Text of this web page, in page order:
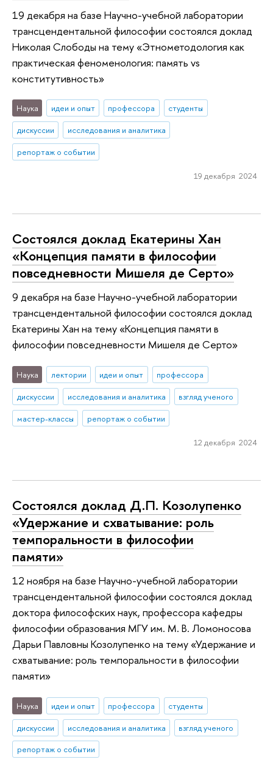
19 декабря на базе Научно-учебной лаборатории
трансцендентальной философии состоялся доклад
Николая Слободы на тему «Этнометодология как
практическая феноменология: память vs
конститутивность»
Наука идеи и опыт профессора
студенты
дискуссии
исследования и аналитика
репортаж о событии
19 декабря 2024
Состоялся доклад Екатерины Хан
«Концепция памяти в философии
повседневности Мишеля де Серто»
9 декабря на базе Научно-учебной лаборатории
трансцендентальной философии состоялся доклад
Екатерины Хан на тему «Концепция памяти в
философии повседневности Мишеля де Серто»
Наука лектории идеи и опыт
профессора
дискуссии
исследования и аналитика
взгляд ученого
мастер-классы
репортаж о событии
12 декабря 2024
Состоялся доклад Д.П. Козолупенко
«Удержание и схватывание: роль
темпоральности в философии
памяти»
12 ноября на базе Научно-учебной лаборатории
трансцендентальной философии состоялся доклад
доктора философских наук, профессора кафедры
философии образования МГУ им. М. В. Ломоносова
Дарьи Павловны Козолупенко на тему «Удержание и
схватывание: роль темпоральности в философии
памяти»
Наука идеи и опыт профессора
студенты
дискуссии
исследования и аналитика
взгляд ученого
репортаж о событии